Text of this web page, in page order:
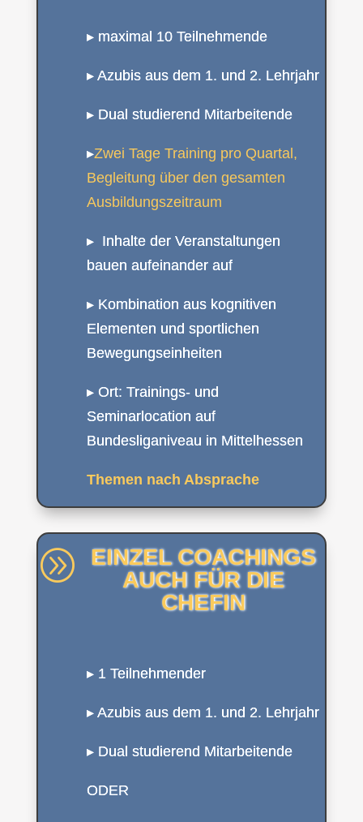
▸ maximal 10 Teilnehmende
▸ Azubis aus dem 1. und 2. Lehrjahr
▸ Dual studierend Mitarbeitende
▸Zwei Tage Training pro Quartal,
Begleitung über den gesamten
Ausbildungszeitraum
▸ Inhalte der Veranstaltungen
bauen aufeinander auf
▸ Kombination aus kognitiven
Elementen und sportlichen
Bewegungseinheiten
▸ Ort: Trainings- und
Seminarlocation auf
Bundesliganiveau in Mittelhessen
Themen nach Absprache
A
EINZEL COACHINGS
AUCH FÜR DIE
CHEFIN
▸ 1 Teilnehmender
▸ Azubis aus dem 1. und 2. Lehrjahr
▸ Dual studierend Mitarbeitende
ODER